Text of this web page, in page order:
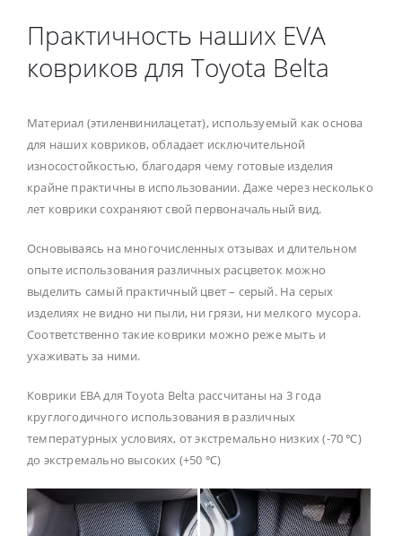
Практичность наших EVA
ковриков для Toyota Belta
Материал (этиленвинилацетат), используемый как основа
для наших ковриков, обладает исключительной
износостойкостью, благодаря чему готовые изделия
крайне практичны в использовании. Даже через несколько
лет коврики сохраняют свой первоначальный вид.
Основываясь на многочисленных отзывах и длительном
опыте использования различных расцветок можно
выделить самый практичный цвет – серый. На серых
изделиях не видно ни пыли, ни грязи, ни мелкого мусора.
Соответственно такие коврики можно реже мыть и
ухаживать за ними.
Коврики ЕВА для Toyota Belta рассчитаны на 3 года
круглогодичного использования в различных
температурных условиях, от экстремально низких (-70 ℃)
до экстремально высоких (+50 ℃)